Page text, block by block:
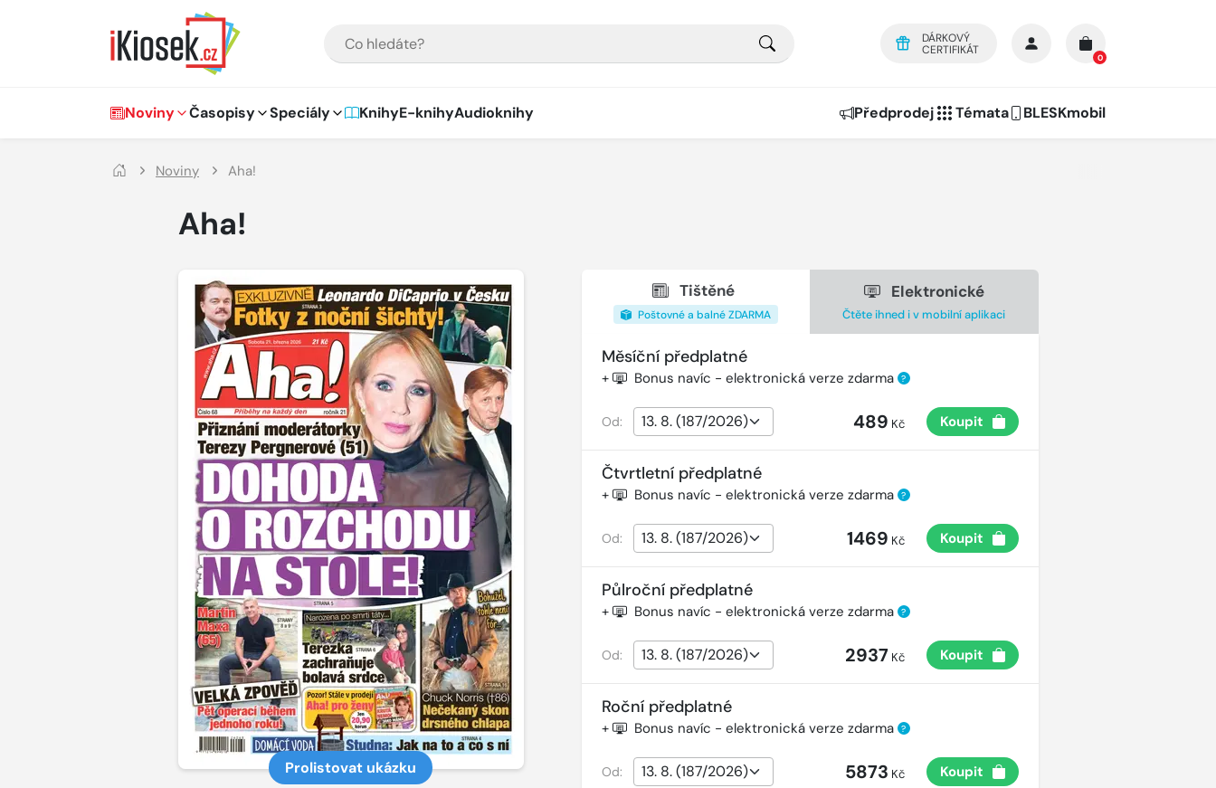
DÁRKOVÝ
CERTIFIKÁT
0
Hlavní navigace
Noviny Časopisy Speciály KnihyE-knihyAudioknihy Předprodej Témata BLESKmobil
Noviny Aha!
Aha!
Prolistovat ukázku
Tištěné
Poštovné a balné ZDARMA
Elektronické
Čtěte ihned i v mobilní aplikaci
Měsíční předplatné
+ Bonus navíc - elektronická verze zdarma ?
Od: 489 Kč Koupit
Čtvrtletní předplatné
+ Bonus navíc - elektronická verze zdarma ?
Od: 1469 Kč Koupit
Půlroční předplatné
+ Bonus navíc - elektronická verze zdarma ?
Od: 2937 Kč Koupit
Roční předplatné
+ Bonus navíc - elektronická verze zdarma ?
Od: 5873 Kč Koupit